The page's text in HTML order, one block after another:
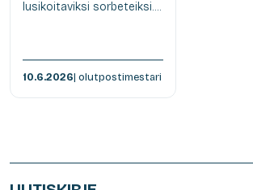
lusikoitaviksi sorbeteiksi....
10.6.2026| olutpostimestari